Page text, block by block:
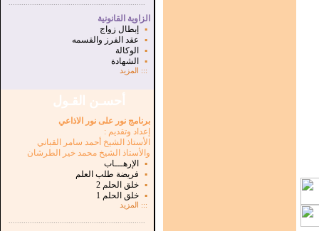
الزاوية القانونية
▪
إبطال زواج
▪
عقد الفرز والقسمه
▪
الوكالة
▪
الشهادة
::: المزيد
أحسـن القـول
برنامج نور على نور الاذاعي
إعداد وتقديم :
الأستاذ الشيخ أحمد سامر القباني
والأستاذ الشيخ محمد خير الطرشان
▪
الإرهـــاب
▪
فريضة طلب العلم
▪
خلق الحلم 2
▪
خلق الحلم 1
:::
المزيد